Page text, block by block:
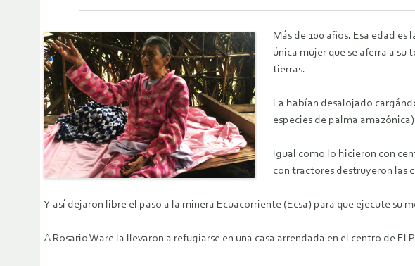
Más de 100 años. Esa edad
única mujer que se aferra a su
tierras.
La habían desalojado
especies de palma
Igual como lo hicieron con
con tractores destruyeron las
Y así dejaron libre el paso a la minera Ecuacorriente (Ecsa) para que ejecute su
A Rosario Ware la llevaron a refugiarse en una casa arrendada en el centro de El